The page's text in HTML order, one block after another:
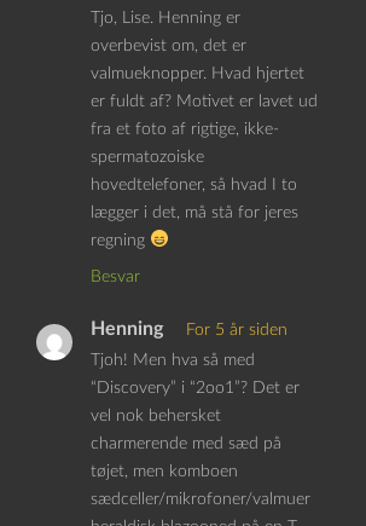
Tjo, Lise. Henning er
overbevist om, det er
valmueknopper. Hvad hjertet
er fuldt af? Motivet er lavet ud
fra et foto af rigtige, ikke-
spermatozoiske
hovedtelefoner, så hvad I to
lægger i det, må stå for jeres
regning
Besvar
Henning
For 5 år siden
Tjoh! Men hva så med
“Discovery” i “2oo1”? Det er
vel nok behersket
charmerende med sæd på
tøjet, men komboen
sædceller/mikrofoner/valmuer